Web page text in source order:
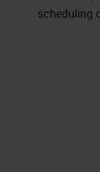
scheduling